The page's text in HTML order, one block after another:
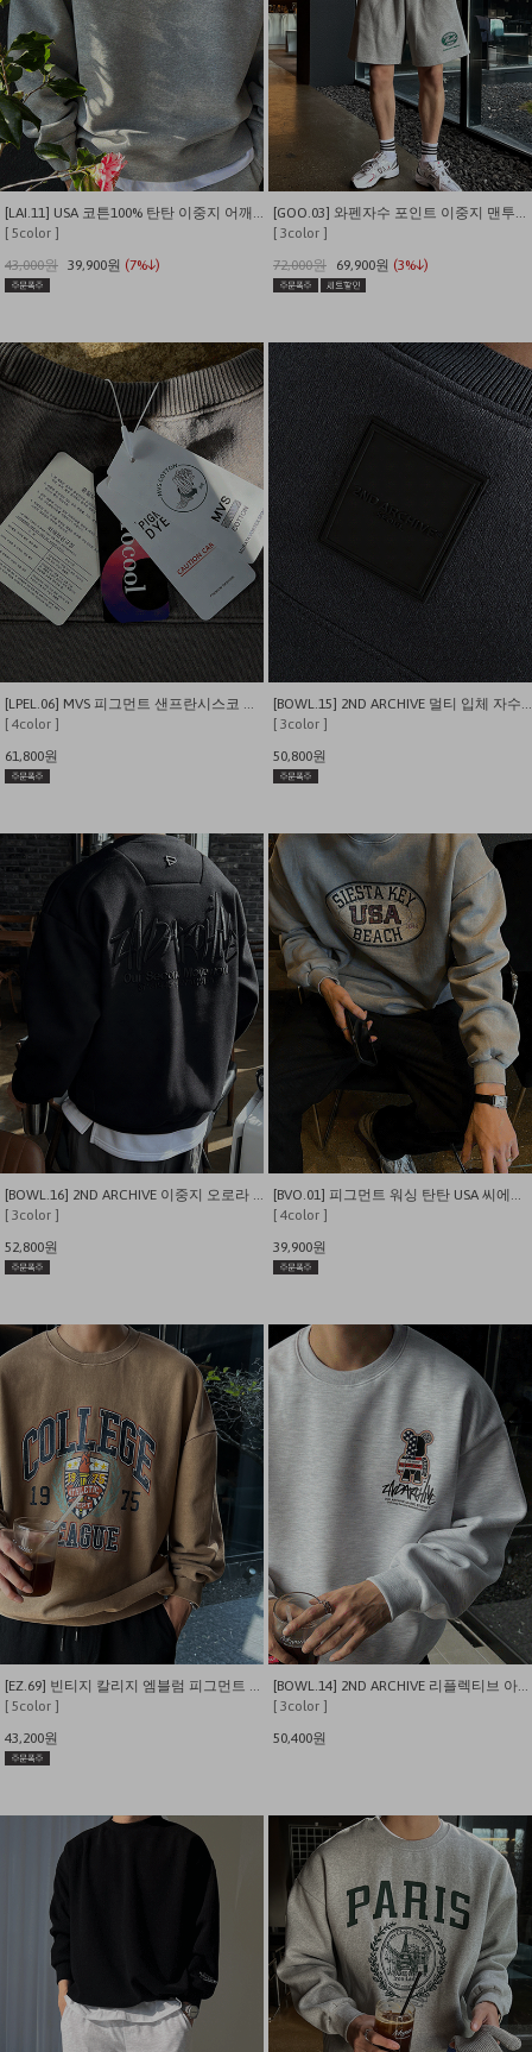
[ 5color ]
43,000원 39,900원 (7%↓)
[ 3color ]
72,000원
69,900원 (3%↓)
[ 4color ]
61,800원
[ 3color ]
50,800원
[BOWL.16] 2ND ARCHIVE 이중지 오로라 반사 프린팅 엠보자수 맨투맨
[ 3color ]
52,800원
[BVO.01] 피그먼트 워싱 탄탄 USA 씨에스타 맨투맨
[ 4color ]
39,900원
[EZ.69] 빈티지 칼리지 엠블럼 피그먼트 맨투맨
[ 5color ]
43,200원
[BOWL.14] 2ND ARCHIVE 리플렉티브 아메리카베어 이중지 맨투맨
[ 3color ]
50,400원